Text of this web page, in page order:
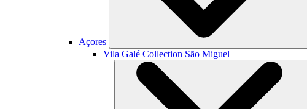
Açores
Vila Galé Collection São Miguel